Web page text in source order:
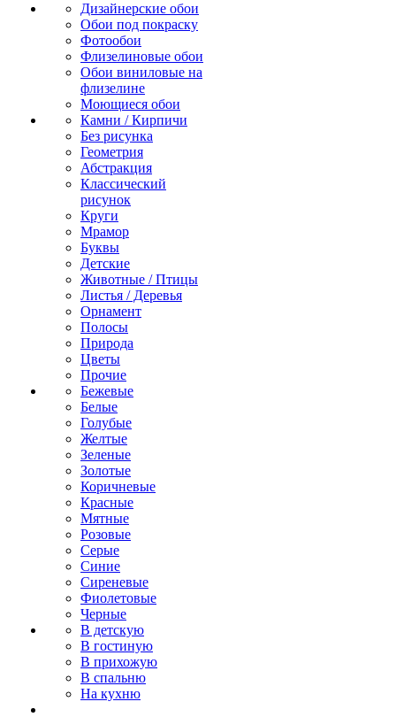
Дизайнерские обои
Обои под покраску
Фотообои
Флизелиновые обои
Обои виниловые на
флизелине
Моющиеся обои
Камни / Кирпичи
Без рисунка
Геометрия
Абстракция
Классический
рисунок
Круги
Мрамор
Буквы
Детские
Животные / Птицы
Листья / Деревья
Орнамент
Полосы
Природа
Цветы
Прочие
Бежевые
Белые
Голубые
Желтые
Зеленые
Золотые
Коричневые
Красные
Мятные
Розовые
Серые
Синие
Сиреневые
Фиолетовые
Черные
В детскую
В гостиную
В прихожую
В спальню
На кухню